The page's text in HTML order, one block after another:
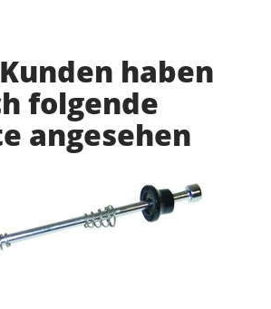
haben
folgende
angesehen